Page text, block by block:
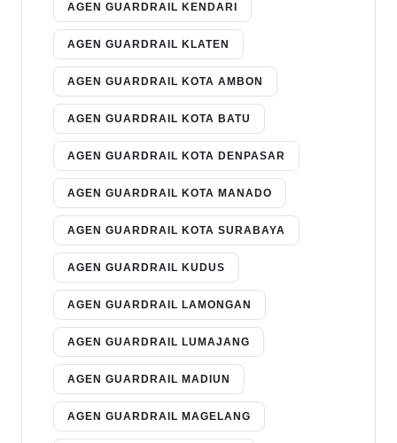
AGEN GUARDRAIL KENDARI
AGEN GUARDRAIL KLATEN
AGEN GUARDRAIL KOTA AMBON
AGEN GUARDRAIL KOTA BATU
AGEN GUARDRAIL KOTA DENPASAR
AGEN GUARDRAIL KOTA MANADO
AGEN GUARDRAIL KOTA SURABAYA
AGEN GUARDRAIL KUDUS
AGEN GUARDRAIL LAMONGAN
AGEN GUARDRAIL LUMAJANG
AGEN GUARDRAIL MADIUN
AGEN GUARDRAIL MAGELANG